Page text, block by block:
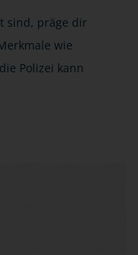
sind, präge dir
wie
Polizei kann